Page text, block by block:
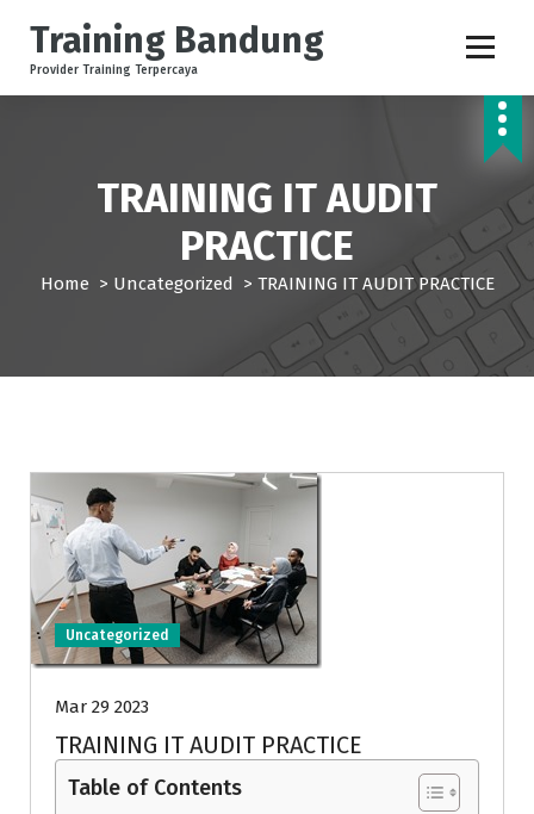
p
Training Bandung
Provider Training Terpercaya
TRAINING IT AUDIT
PRACTICE
Home > Uncategorized > TRAINING IT AUDIT PRACTICE
Uncategorized
Mar 29 2023
TRAINING IT AUDIT PRACTICE
Table of Contents